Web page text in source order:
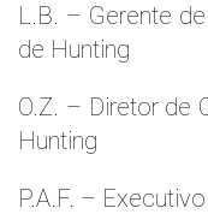
L.B. – Gerente
de Hunting
O.Z. – Diretor de
Hunting
P.A.F. –